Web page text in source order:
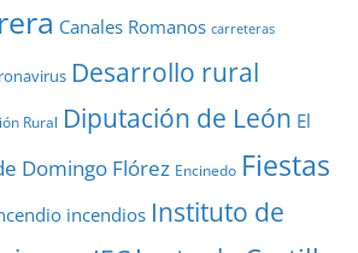
Canales Romanos carreteras
Desarrollo rural
Rural Diputación de León El
Domingo Flórez Encinedo Fiestas
incendios Instituto de